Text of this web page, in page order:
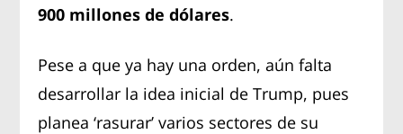
900 millones de dólares.
Pese a que ya hay una orden, aún falta
desarrollar la idea inicial de Trump, pues
planea ‘rasurar’ varios sectores de su